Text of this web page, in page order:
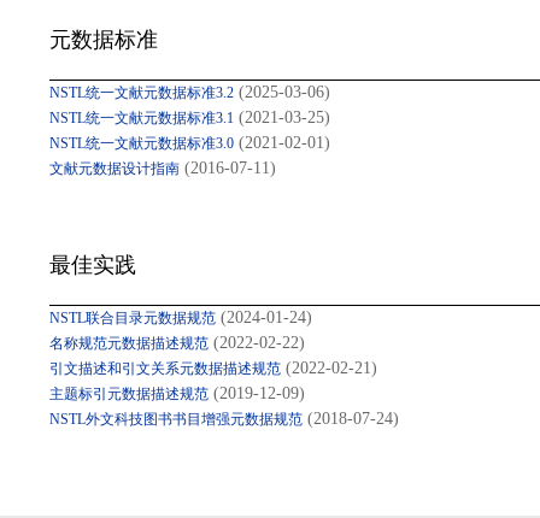
元数据标准
NSTL统一文献元数据标准3.2 (2025-03-06)
NSTL统一文献元数据标准3.1 (2021-03-25)
NSTL统一文献元数据标准3.0 (2021-02-01)
文献元数据设计指南 (2016-07-11)
最佳实践
NSTL联合目录元数据规范 (2024-01-24)
名称规范元数据描述规范 (2022-02-22)
引文描述和引文关系元数据描述规范 (2022-02-21)
主题标引元数据描述规范 (2019-12-09)
NSTL外文科技图书书目增强元数据规范 (2018-07-24)